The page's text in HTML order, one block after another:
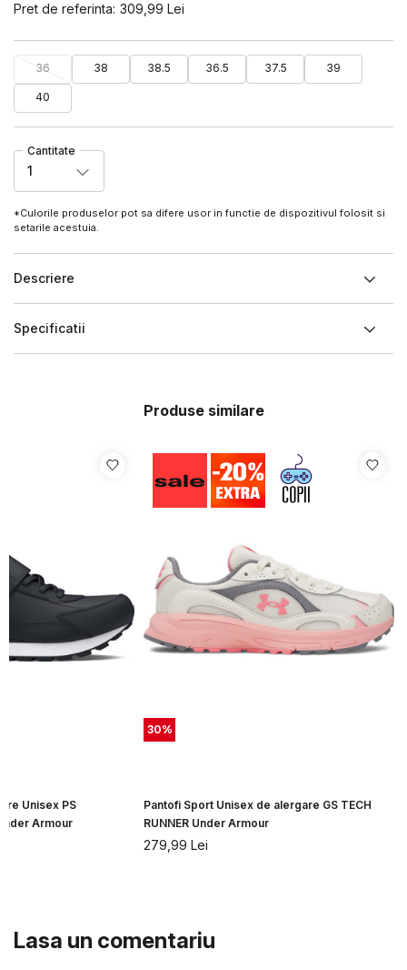
Pret de referinta: 309,99 Lei
36 38 38.5 36.5 37.5 39
40
Cantitate
1
*Culorile produselor pot sa difere usor in functie de dispozitivul folosit si
setarile acestuia.
Descriere
Specificatii
Produse similare
Unisex PS
Armour
30%
Pantofi Sport Unisex de alergare GS TECH
RUNNER Under Armour
279,99 Lei
Lasa un comentariu